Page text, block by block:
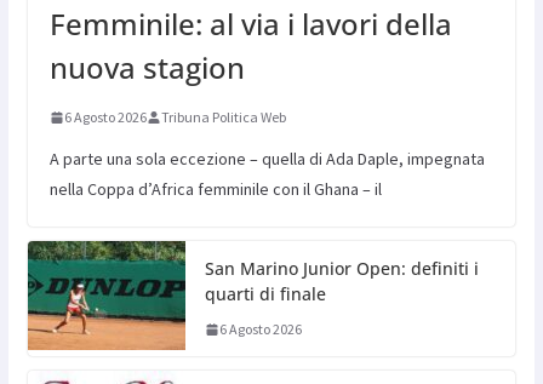
Femminile: al via i lavori della
nuova stagion
6 Agosto 2026 Tribuna Politica Web
A parte una sola eccezione – quella di Ada Daple, impegnata
nella Coppa d’Africa femminile con il Ghana – il
San Marino Junior Open: definiti i
quarti di finale
6 Agosto 2026